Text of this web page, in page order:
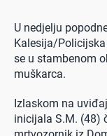
U nedjelju
Kalesija/
se u stambenom
muškarca.
Izlaskom na
inicijala S.M. (48)